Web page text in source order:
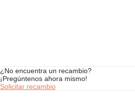
¿No encuentra un recambio?
¡Pregúntenos ahora mismo!
Solicitar recambio